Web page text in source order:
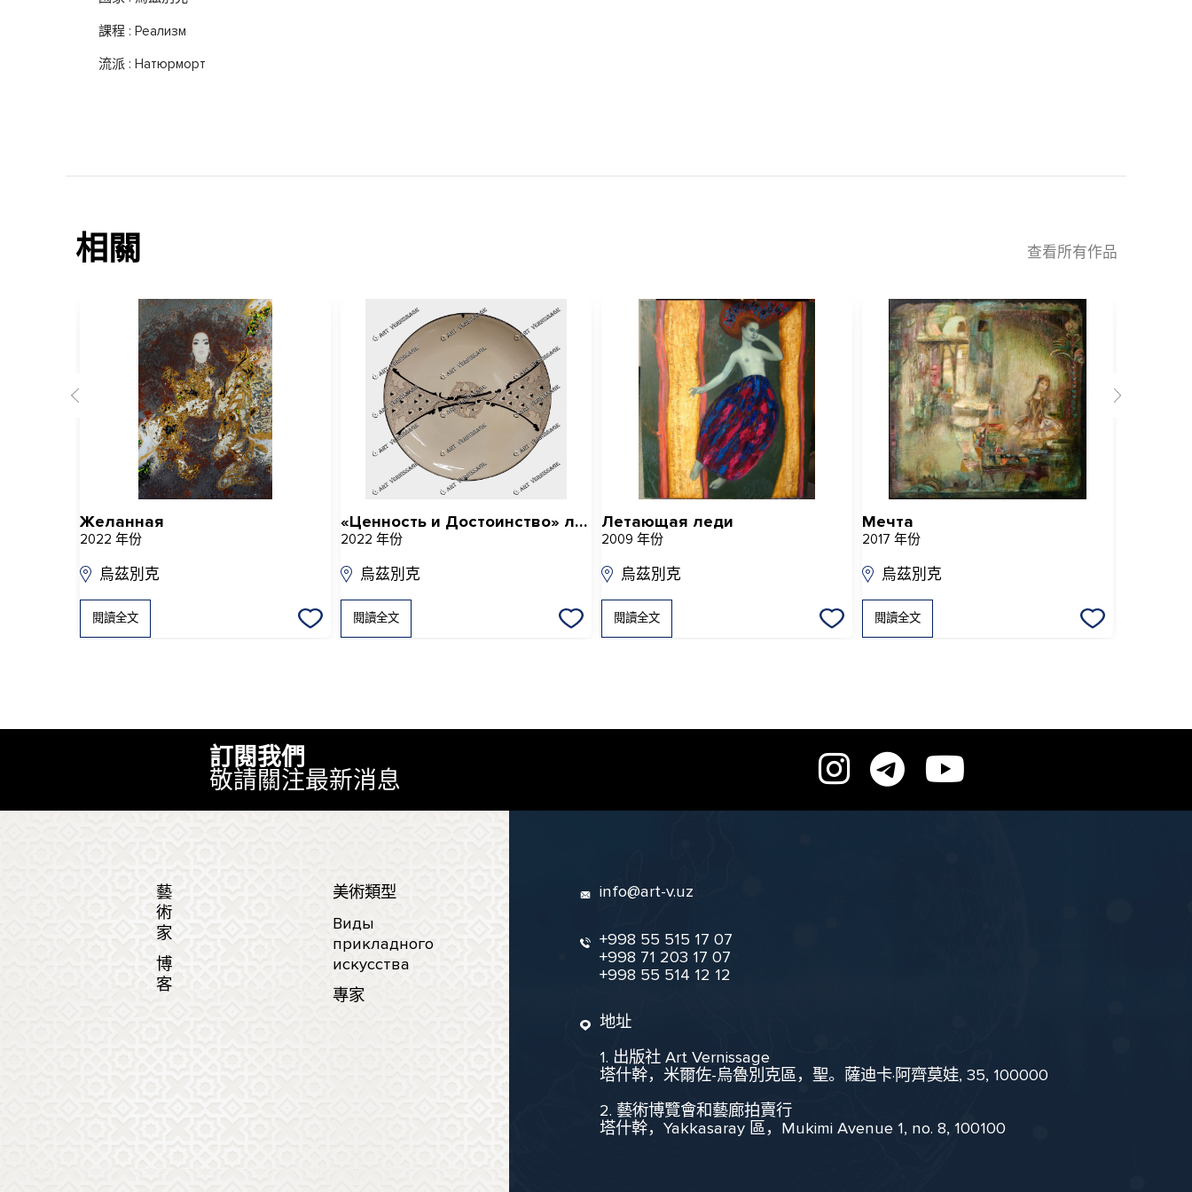
課程 : Реализм
流派 : Натюрморт
相關 查看所有作品
Желанная
2022 年份
烏茲別克
閱讀全文
«Ценность и Достоинство» ляган
2022 年份
烏茲別克
閱讀全文
Летающая леди
2009 年份
烏茲別克
閱讀全文
Мечта
2017 年份
烏茲別克
閱讀全文
訂閱我們
敬請關注最新消息
藝
術
家
博
客
美術類型
Виды
прикладного
искусства
專家
info@art-v.uz
+998 55 515 17 07
+998 71 203 17 07
+998 55 514 12 12
地址
1. 出版社 Art Vernissage
塔什幹，米爾佐-烏魯別克區，聖。薩迪卡·阿齊莫娃, 35, 100000
2. 藝術博覽會和藝廊拍賣行
塔什幹，Yakkasaray 區，Mukimi Avenue 1, no. 8, 100100